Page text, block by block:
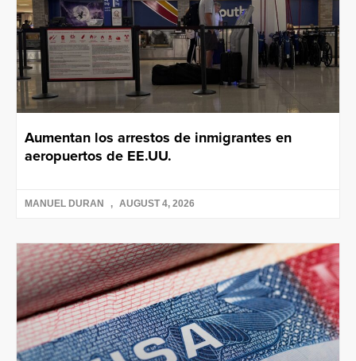
Aumentan los arrestos de inmigrantes en
aeropuertos de EE.UU.
MANUEL DURAN AUGUST 4, 2026